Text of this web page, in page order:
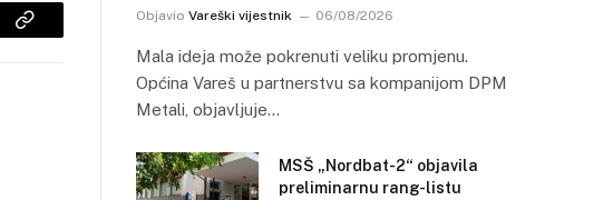
Copy
Objavio Vareški vijestnik 06/08/2026
Mala ideja može pokrenuti veliku promjenu.
Općina Vareš u partnerstvu sa kompanijom DPM
Metali, objavljuje…
MSŠ „Nordbat-2“ objavila
preliminarnu rang-listu